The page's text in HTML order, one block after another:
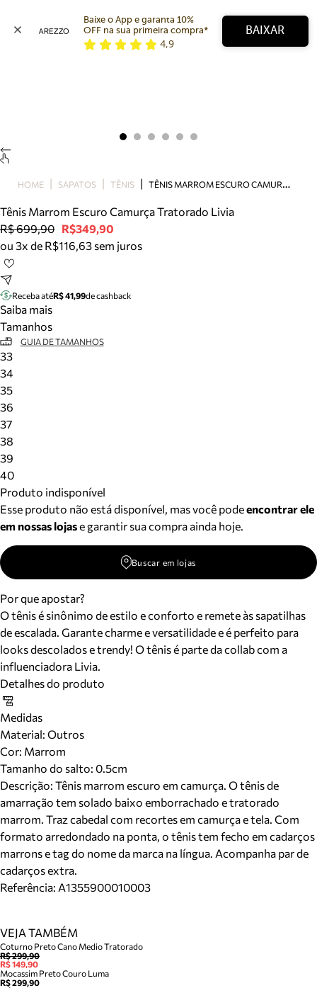
Bolsa
Tamanco
Tênis
Mule
Tire dúvidas sobre pedidos, devoluções e mais.
Meus pedidos
Acompanhe seus pedidos e solicite devoluções.
Baixe o App e garanta 10%
OFF na sua primeira compra*
4,9
BAIXAR
HOME SAPATOS TÊNIS T
ÊNIS MARROM ESCURO CAMURÇA TRATORADO LIVIA
Tênis Marrom Escuro Camurça Tratorado Livia
R$ 699,90 R$349,90
ou 3x de R$116,63 sem juros
Receba atéR$ 41,99de cashback
Saiba mais
Tamanhos
GUIA DE TAMANHOS
33
34
35
36
37
38
39
40
Produto indisponível
Esse produto não está disponível, mas você podeencontrar ele
em nossas lojase garantir sua compra ainda hoje.
Buscar em lojas
Por que apostar?
O tênis é sinônimo de estilo e conforto e remete às sapatilhas
de escalada. Garante charme e versatilidade e é perfeito para
looks descolados e trendy! O tênis é parte da collab com a
influenciadora Livia.
Detalhes do produto
Medidas
Material: Outros
Cor: Marrom
Tamanho do salto: 0.5cm
Descrição: Tênis marrom escuro em camurça. O tênis de
amarração tem solado baixo emborrachado e tratorado
marrom. Traz cabedal com recortes em camurça e tela. Com
formato arredondado na ponta, o tênis tem fecho em cadarços
marrons e tag do nome da marca na língua. Acompanha par de
cadarços extra.
Referência: A1355900010003
VEJA TAMBÉM
Coturno Preto Cano Medio Tratorado
R$ 299,90
R$ 149,90
Mocassim Preto Couro Luma
R$ 299,90